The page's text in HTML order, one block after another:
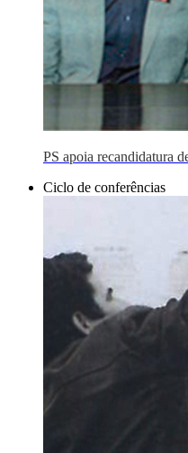
PS apoia recandidatura
Ciclo de conferências